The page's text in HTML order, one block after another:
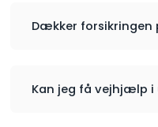
Dækker forsikringen
Kan jeg få vejhjælp i